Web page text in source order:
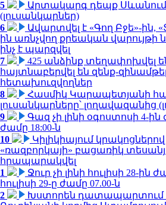
5
Արտակարգ դեպք
(լուսանկարներ)
6
Ավարտվել է «Գող Բջե»-ին,
ին առնչվող քրեական վարույթի
ինչ է պարզվել
7
425 անձինք տեղափոխվել
հայտնաբերվել են զենք-
հետախուզվողներ
8
Հասմիկ Կարապետյանի
լուսանկարները՝ լողավազանից
9
Գազ չի լինի օգոստոսի 4-ին
ժամը 18:00-ն
10
Կիլիկիայում
«ռազբորկայի» բացառիկ
հրապարակվել
1
Ջուր չի լինի հուլիսի 28-ին
հուլիսի 29-ը ժամը 07.00-ն
2
Խստորեն դատապարտում